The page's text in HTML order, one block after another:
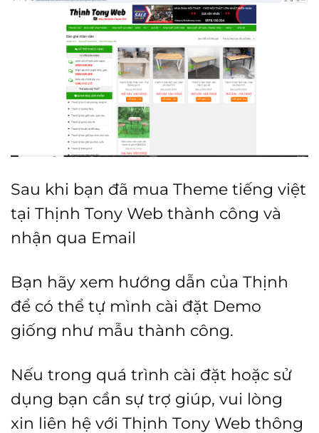
Sau khi bạn đã mua Theme tiếng việt
tại Thịnh Tony Web thành công và
nhận qua Email
Bạn hãy xem hướng dẫn của Thịnh
để có thể tự mình cài đặt Demo
giống như mẫu thành công.
Nếu trong quá trình cài đặt hoặc sử
dụng bạn cần sự trợ giúp, vui lòng
xin liên hệ với Thịnh Tony Web thông